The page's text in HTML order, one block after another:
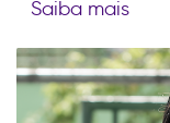
Saiba mais